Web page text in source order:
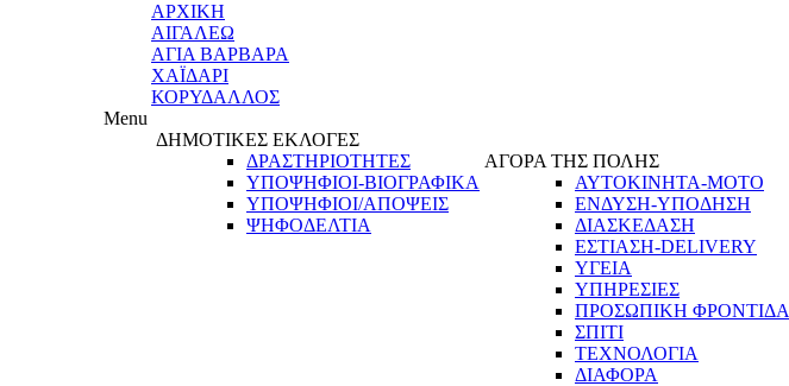
ΑΡΧΙΚΗ
ΑΙΓΑΛΕΩ
ΑΓΙΑ ΒΑΡΒΑΡΑ
ΧΑΪΔΑΡΙ
ΚΟΡΥΔΑΛΛΟΣ
Menu
ΔΗΜΟΤΙΚΕΣ ΕΚΛΟΓΕΣ
ΔΡΑΣΤΗΡΙΟΤΗΤΕΣ
ΥΠΟΨΗΦΙΟΙ-ΒΙΟΓΡΑΦΙΚΑ
ΥΠΟΨΗΦΙΟΙ/ΑΠΟΨΕΙΣ
ΨΗΦΟΔΕΛΤΙΑ
ΑΓΟΡΑ ΤΗΣ ΠΟΛΗΣ
ΑΥΤΟΚΙΝΗΤΑ-ΜΟΤΟ
ΕΝΔΥΣΗ-ΥΠΟΔΗΣΗ
ΔΙΑΣΚΕΔΑΣΗ
ΕΣΤΙΑΣΗ-DELIVERY
ΥΓΕΙΑ
ΥΠΗΡΕΣΙΕΣ
ΠΡΟΣΩΠΙΚΗ ΦΡΟΝΤΙΔΑ
ΣΠΙΤΙ
ΤΕΧΝΟΛΟΓΙΑ
ΔΙΑΦΟΡΑ